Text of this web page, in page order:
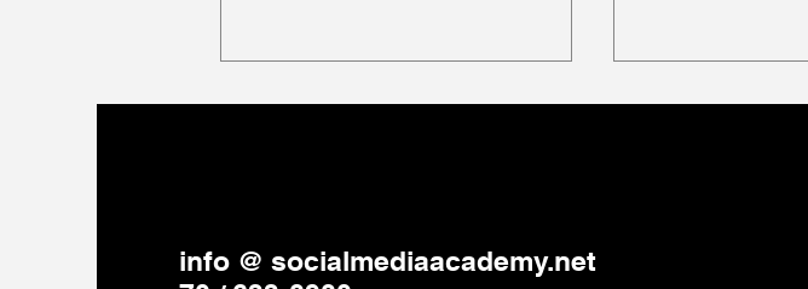
info @ socialmediaacademy.net